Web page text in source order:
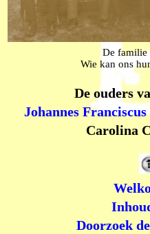
De familie
Wie kan ons
De ouders
Johannes Franciscus
Carolina
Doorzoek